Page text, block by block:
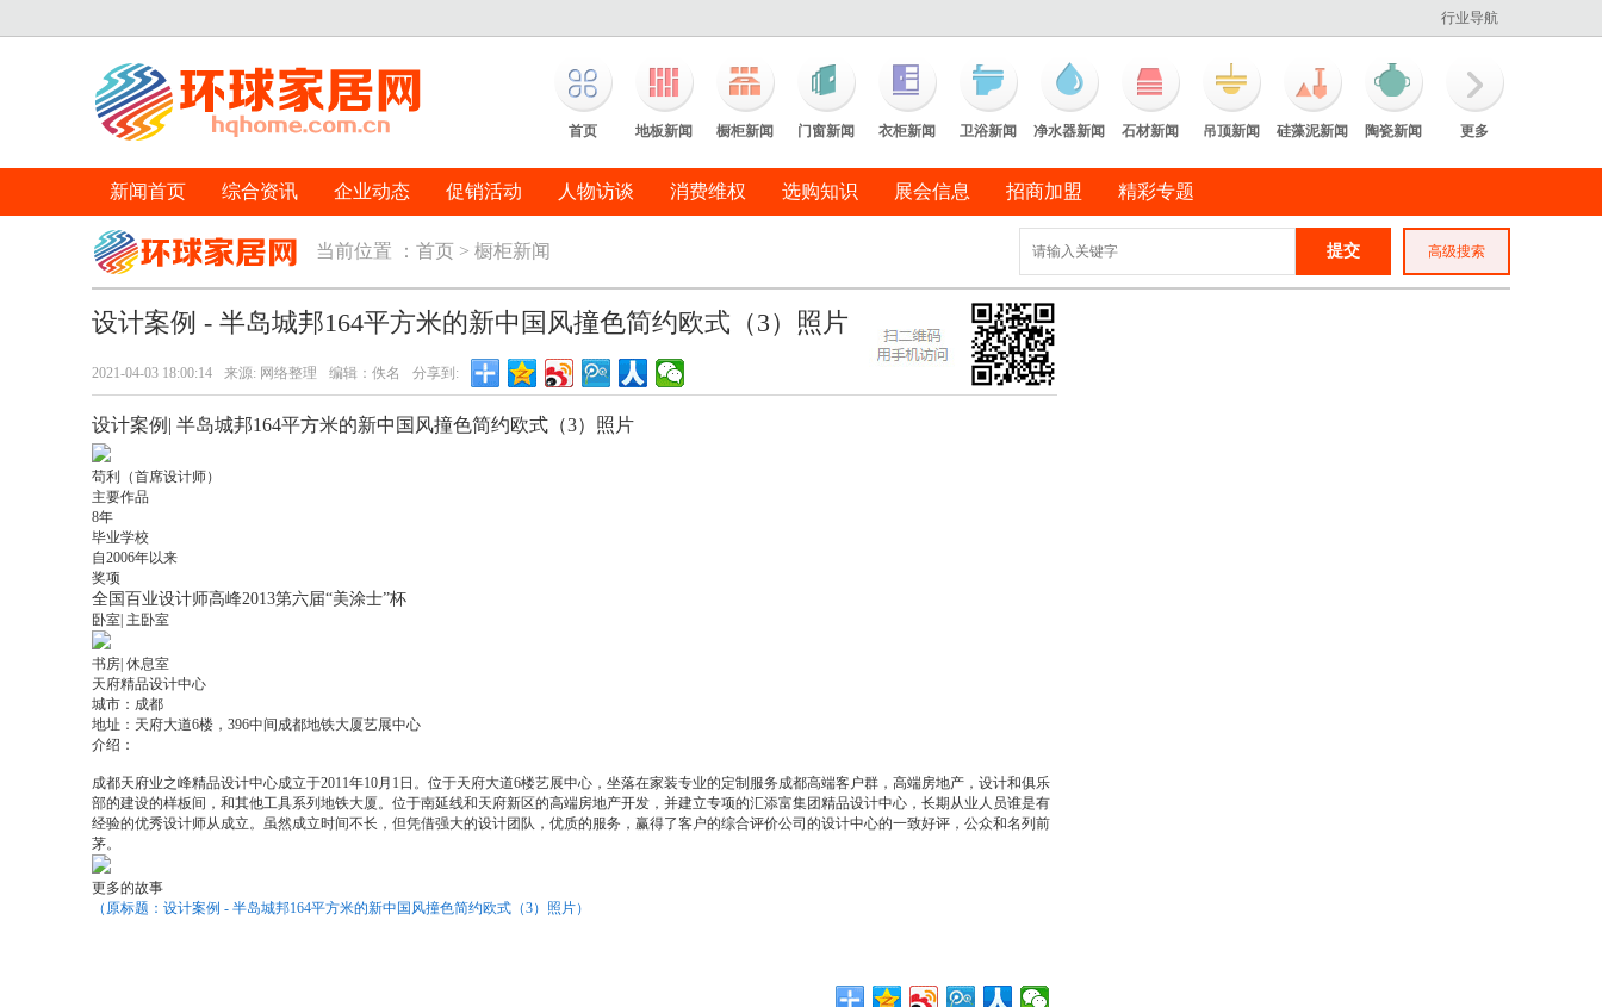
行业导航
首页 地板新闻 橱柜新闻 门窗新闻 衣柜新闻 卫浴新闻 净水器新闻 石材新闻 吊顶新闻 硅藻泥新闻 陶瓷新闻 更多
新闻首页 综合资讯 企业动态 促销活动 人物访谈 消费维权 选购知识 展会信息 招商加盟 精彩专题
当前位置 ： 首页 > 橱柜新闻 高级搜索
设计案例 - 半岛城邦164平方米的新中国风撞色简约欧式（3）照片
2021-04-03 18:00:14 来源: 网络整理 编辑：佚名 分享到:
设计案例| 半岛城邦164平方米的新中国风撞色简约欧式（3）照片
苟利（首席设计师）
主要作品
8年
毕业学校
自2006年以来
奖项
全国百业设计师高峰2013第六届“美涂士”杯
卧室| 主卧室
书房| 休息室
天府精品设计中心
城市：成都
地址：天府大道6楼，396中间成都地铁大厦艺展中心
介绍：
成都天府业之峰精品设计中心成立于2011年10月1日。位于天府大道6楼艺展中心，坐落在家装专业的定制服务成都高端客户群，高端房地产，设计和俱乐
部的建设的样板间，和其他工具系列地铁大厦。位于南延线和天府新区的高端房地产开发，并建立专项的汇添富集团精品设计中心，长期从业人员谁是有
经验的优秀设计师从成立。虽然成立时间不长，但凭借强大的设计团队，优质的服务，赢得了客户的综合评价公司的设计中心的一致好评，公众和名列前
茅。
更多的故事
（原标题：设计案例 - 半岛城邦164平方米的新中国风撞色简约欧式（3）照片）